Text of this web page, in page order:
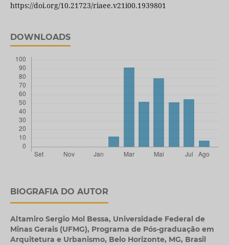
https://doi.org/10.21723/riaee.v21i00.1939801
DOWNLOADS
BIOGRAFIA DO AUTOR
Altamiro Sergio Mol Bessa, Universidade Federal de
Minas Gerais (UFMG), Programa de Pós-graduação em
Arquitetura e Urbanismo, Belo Horizonte, MG, Brasil